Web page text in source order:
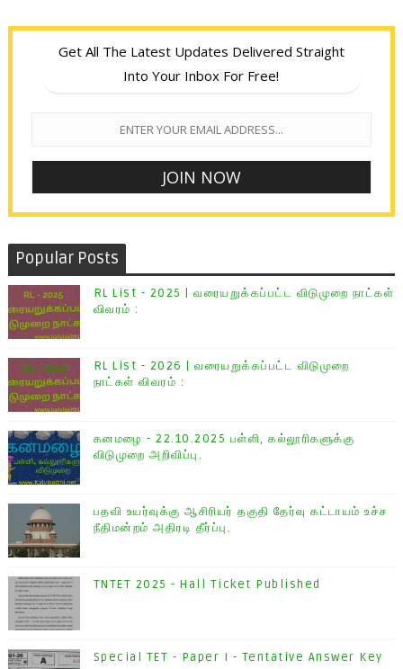
Get All The Latest Updates Delivered Straight
Into Your Inbox For Free!
Popular Posts
RL List - 2025 | வரையறுக்கப்பட்ட விடுமுறை நாட்கள்
விவரம் :
RL List - 2026 | வரையறுக்கப்பட்ட விடுமுறை
நாட்கள் விவரம் :
கனமழை - 22.10.2025 பள்ளி, கல்லூரிகளுக்கு
விடுமுறை அறிவிப்பு.
பதவி உயர்வுக்கு ஆசிரியர் தகுதி தேர்வு கட்டாயம் உச்ச
நீதிமன்றம் அதிரடி தீர்ப்பு.
TNTET 2025 - Hall Ticket Published
Special TET - Paper I - Tentative Answer Key